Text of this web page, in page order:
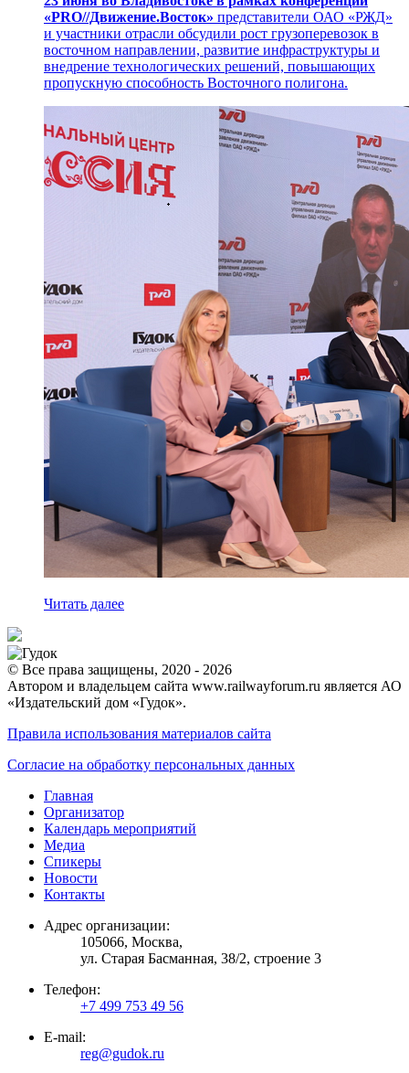
«PRO//Движение.Восток» представители ОАО «РЖД»
и участники отрасли обсудили рост грузоперевозок в
восточном направлении, развитие инфраструктуры и
внедрение технологических решений, повышающих
пропускную способность Восточного полигона.
Читать далее
© Все права защищены, 2020 - 2026
Автором и владельцем сайта www.railwayforum.ru является АО
«Издательский дом «Гудок».
Правила использования материалов сайта
Согласие на обработку персональных данных
Главная
Организатор
Календарь мероприятий
Медиа
Спикеры
Новости
Контакты
Адрес организации:
105066, Москва,
ул. Старая Басманная, 38/2, строение 3
Телефон:
+7 499 753 49 56
E-mail:
reg@gudok.ru